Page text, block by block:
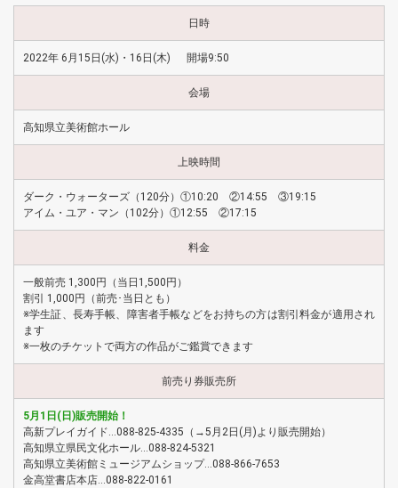
日時
2022年 6月15日(水)・16日(木) 開場9:50
会場
高知県立美術館ホール
上映時間
ダーク・ウォーターズ（120分）①10:20 ②14:55 ③19:15
アイム・ユア・マン（102分）①12:55 ②17:15
料金
一般前売 1,300円（当日1,500円）
割引 1,000円（前売･当日とも）
※学生証、長寿手帳、障害者手帳などをお持ちの方は割引料金が適用され
ます
※一枚のチケットで両方の作品がご鑑賞できます
前売り券販売所
5月1日(日)販売開始！
高新プレイガイド…088-825-4335（→5月2日(月)より販売開始）
高知県立県民文化ホール…088-824-5321
高知県立美術館ミュージアムショップ…088-866-7653
金高堂書店本店…088-822-0161